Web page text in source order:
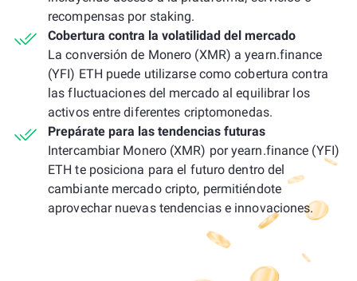
recompensas por staking.
Cobertura contra la volatilidad del mercado
La conversión de Monero (XMR) a yearn.finance
(YFI) ETH puede utilizarse como cobertura contra
las fluctuaciones del mercado al equilibrar los
activos entre diferentes criptomonedas.
Prepárate para las tendencias futuras
Intercambiar Monero (XMR) por yearn.finance (YFI)
ETH te posiciona para el futuro dentro del
cambiante mercado cripto, permitiéndote
aprovechar nuevas tendencias e innovaciones.